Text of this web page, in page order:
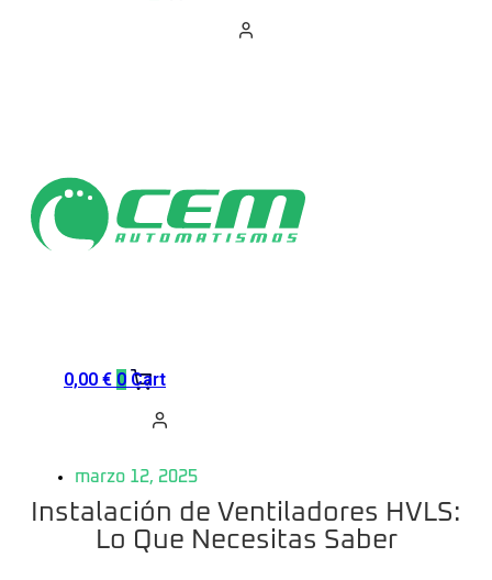
0,00 € 0 Cart
marzo 12, 2025
Instalación de Ventiladores HVLS:
Lo Que Necesitas Saber